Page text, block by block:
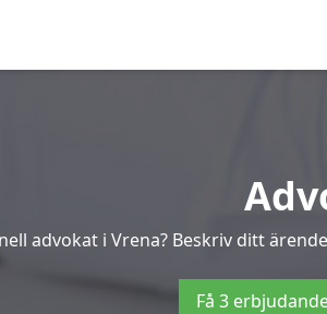
advokat i Vrena? Beskriv ditt
Få 3